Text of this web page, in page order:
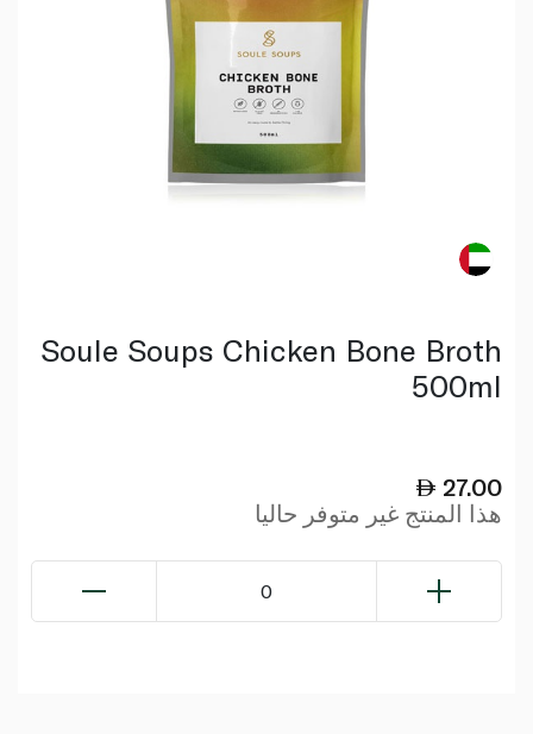
Soule Soups Chicken Bone Broth
500ml
27.00
هذا المنتج غير متوفر حاليا
0